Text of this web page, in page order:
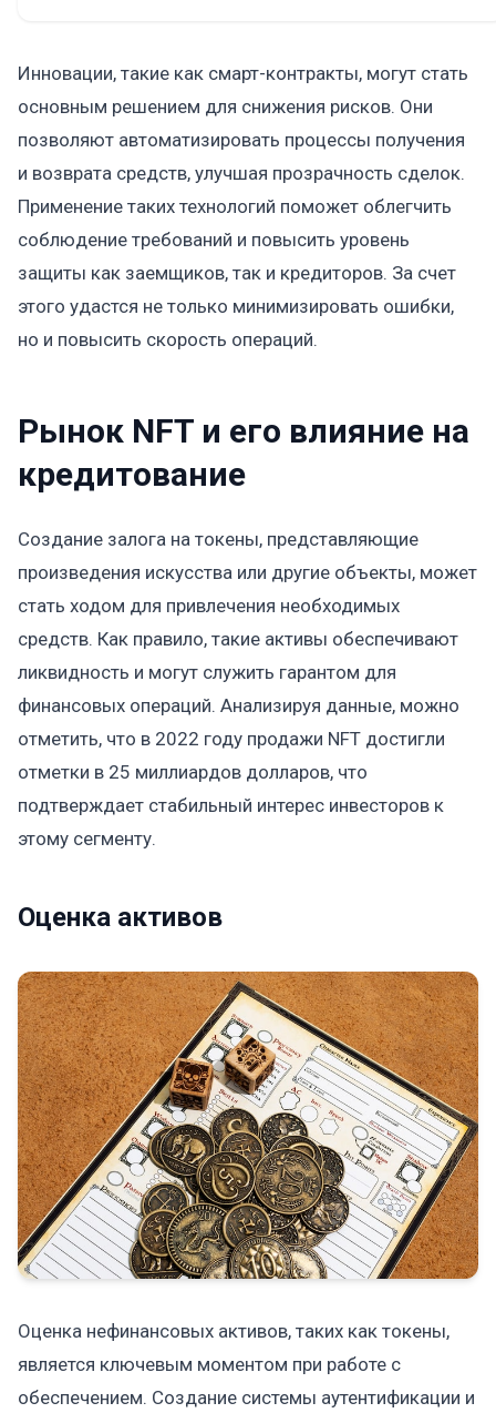
Инновации, такие как смарт-контракты, могут стать
основным решением для снижения рисков. Они
позволяют автоматизировать процессы получения
и возврата средств, улучшая прозрачность сделок.
Применение таких технологий поможет облегчить
соблюдение требований и повысить уровень
защиты как заемщиков, так и кредиторов. За счет
этого удастся не только минимизировать ошибки,
но и повысить скорость операций.
Рынок NFT и его влияние на
кредитование
Создание залога на токены, представляющие
произведения искусства или другие объекты, может
стать ходом для привлечения необходимых
средств. Как правило, такие активы обеспечивают
ликвидность и могут служить гарантом для
финансовых операций. Анализируя данные, можно
отметить, что в 2022 году продажи NFT достигли
отметки в 25 миллиардов долларов, что
подтверждает стабильный интерес инвесторов к
этому сегменту.
Оценка активов
Оценка нефинансовых активов, таких как токены,
является ключевым моментом при работе с
обеспечением. Создание системы аутентификации и